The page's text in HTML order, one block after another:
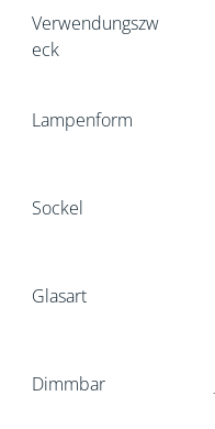
Verwendungszw
eck
Lampenform
Sockel
Glasart
Dimmbar